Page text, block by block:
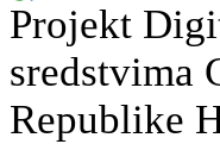
Projekt
sredstvima
Republike